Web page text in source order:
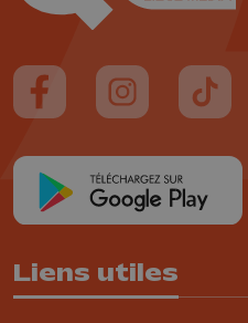
Suivez-nous sur FaceBook
Suivez-nous sur
Liens utiles